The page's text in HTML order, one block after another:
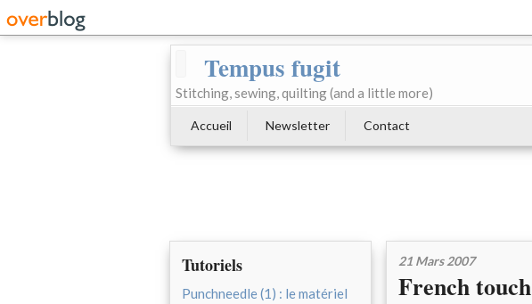
Tempus fugit
Stitching, sewing, quilting (and a little more)
Accueil Newsletter Contact
Tutoriels
Punchneedle (1) : le matériel
21 Mars 2007
French touch